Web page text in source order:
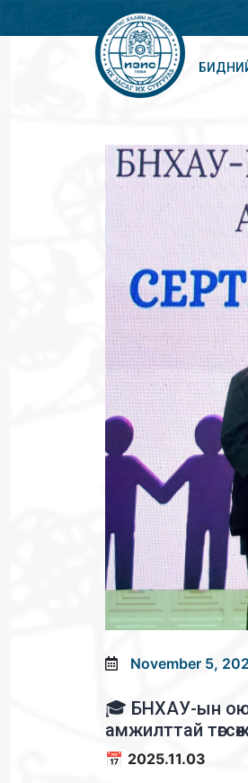
November 5,
🎓 БНХАУ-ын
амжилттай
📅 2025.11.03